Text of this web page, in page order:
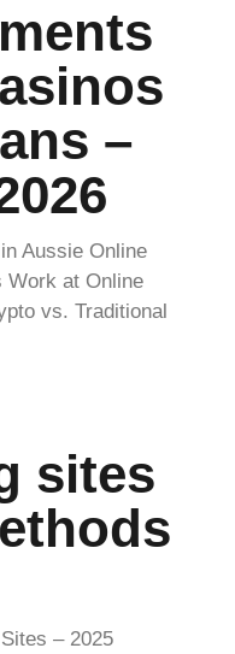
–
Aussie Online
Work at Online
vs. Traditional
sites
– 2025